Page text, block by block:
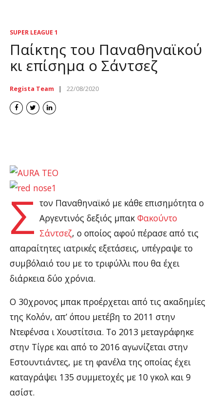
SUPER LEAGUE 1
Παίκτης του Παναθηναϊκού
κι επίσημα ο Σάντσεζ
Regista Team 22/08/2020
Σ τον Παναθηναϊκό με κάθε επισημότητα ο
Αργεντινός δεξιός μπακΦακούντο
Σάντσεζ, ο οποίος αφού πέρασε από τις
απαραίτητες ιατρικές εξετάσεις, υπέγραψε το
συμβόλαιό του με το τριφύλλι που θα έχει
διάρκεια δύο χρόνια.
Ο 30χρονος μπακ προέρχεται από τις ακαδημίες
της Κολόν, απ’ όπου μετέβη το 2011 στην
Ντεφένσα ι Χουστίτσια. Το 2013 μεταγράφηκε
στην Τίγρε και από το 2016 αγωνίζεται στην
Εστουντιάντες, με τη φανέλα της οποίας έχει
καταγράψει 135 συμμετοχές με 10 γκολ και 9
ασίστ.